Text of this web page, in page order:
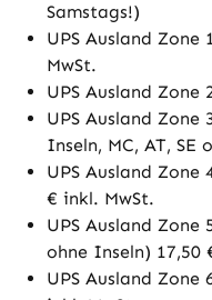
Samstags!)
UPS Ausland Zone
MwSt.
UPS Ausland Zone
UPS Ausland Zone
Inseln, MC, AT, SE
UPS Ausland Zone
€ inkl. MwSt.
UPS Ausland Zone
ohne Inseln) 17,50
UPS Ausland Zone